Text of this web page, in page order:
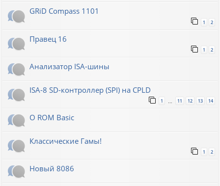
GRiD Compass 1101
1 2
Правец 16
1 2
Анализатор ISA-шины
ISA-8 SD-контроллер (SPI) на CPLD
1 11 12 13 14
О ROM Basic
Классические Гамы!
1 2
Новый 8086